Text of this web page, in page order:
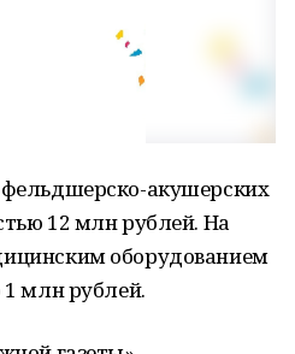
акушерских
12 млн рублей. На
оборудованием
1 млн рублей.